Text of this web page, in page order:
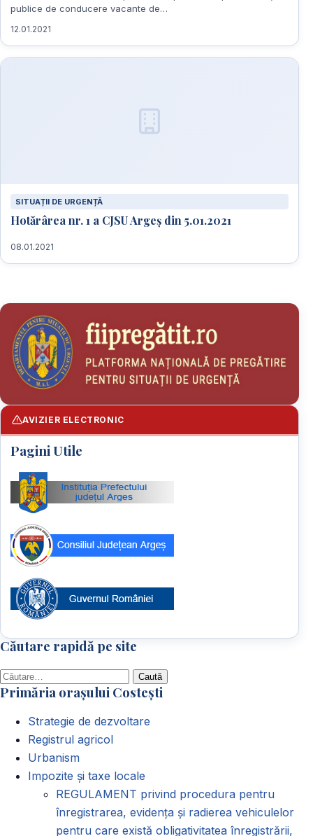
publice de conducere vacante de…
12.01.2021
SITUAȚII DE URGENȚĂ
Hotărârea nr. 1 a CJSU Argeș din 5.01.2021
08.01.2021
AVIZIER ELECTRONIC
Pagini Utile
Căutare rapidă pe site
Caută
după:
Primăria orașului Costești
Strategie de dezvoltare
Registrul agricol
Urbanism
Impozite și taxe locale
REGULAMENT privind procedura pentru
înregistrarea, evidența și radierea vehiculelor
pentru care există obligativitatea înregistrării,